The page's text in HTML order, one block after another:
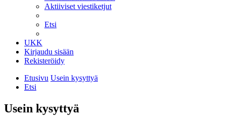
Aktiiviset viestiketjut
Etsi
UKK
Kirjaudu sisään
Rekisteröidy
Etusivu Usein kysyttyä
Etsi
Usein kysyttyä